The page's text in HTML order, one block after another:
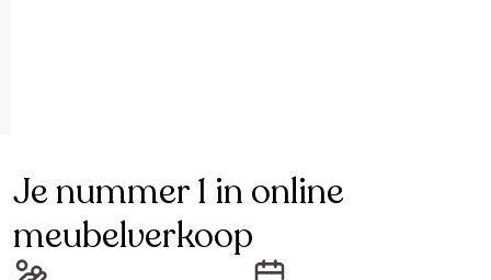
Je nummer 1 in online
meubelverkoop